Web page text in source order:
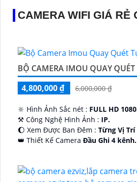
CAMERA WIFI GIÁ RẺ
BỘ CAMERA IMOU QUAY
4,800,000 ₫
6,000,000 ₫
🔆 Hình Ảnh Sắc nét : FULL HD
⚒ Công Nghệ Hình Ảnh : IP.
🌔 Xem Được Ban Đêm : Từng Vị Trí
👑 Thiết Kế Camera Đầu Ghi 4 kênh.